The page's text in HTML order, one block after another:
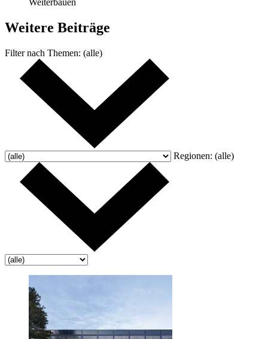
Weiterbauen
Weitere Beiträge
Filter nach Themen: (alle)
Regionen: (alle)